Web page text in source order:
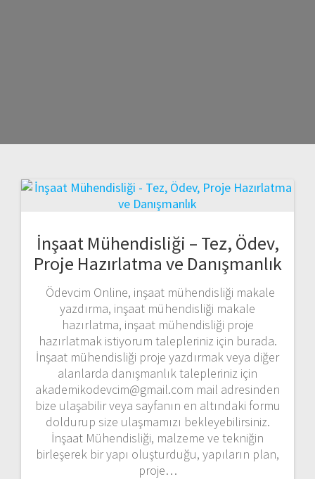
İnşaat Mühendisliği – Tez, Ödev,
Proje Hazırlatma ve Danışmanlık
Ödevcim Online, inşaat mühendisliği makale
yazdırma, inşaat mühendisliği makale
hazırlatma, inşaat mühendisliği proje
hazırlatmak istiyorum talepleriniz için burada.
İnşaat mühendisliği proje yazdırmak veya diğer
alanlarda danışmanlık talepleriniz için
akademikodevcim@gmail.com mail adresinden
bize ulaşabilir veya sayfanın en altındaki formu
doldurup size ulaşmamızı bekleyebilirsiniz.
İnşaat Mühendisliği, malzeme ve tekniğin
birleşerek bir yapı oluşturduğu, yapıların plan,
proje…